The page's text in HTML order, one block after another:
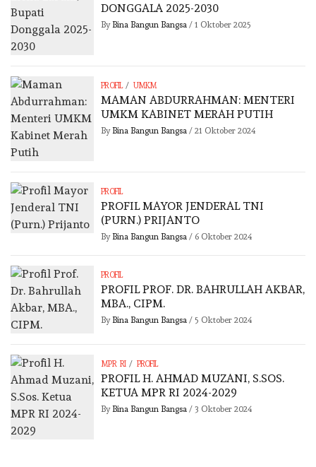
DONGGALA 2025-2030
By Bina Bangun Bangsa/ 1 Oktober 2025
PROFIL / UMKM
MAMAN ABDURRAHMAN: MENTERI
UMKM KABINET MERAH PUTIH
By Bina Bangun Bangsa/ 21 Oktober 2024
PROFIL
PROFIL MAYOR JENDERAL TNI
(PURN.) PRIJANTO
By Bina Bangun Bangsa/ 6 Oktober 2024
PROFIL
PROFIL PROF. DR. BAHRULLAH AKBAR,
MBA., CIPM.
By Bina Bangun Bangsa/ 5 Oktober 2024
MPR RI / PROFIL
PROFIL H. AHMAD MUZANI, S.SOS.
KETUA MPR RI 2024-2029
By Bina Bangun Bangsa/ 3 Oktober 2024